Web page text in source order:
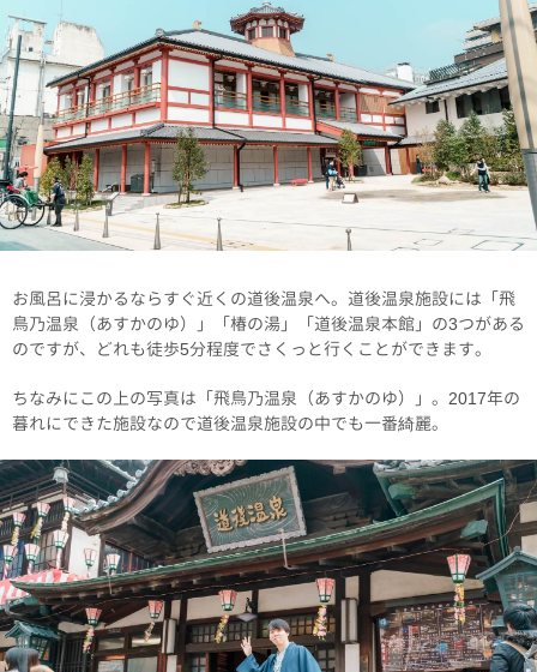
お風呂に浸かるならすぐ近くの道後温泉へ。道後温泉施設には「飛
鳥乃温泉（あすかのゆ）」「椿の湯」「道後温泉本館」の3つがある
のですが、どれも徒歩5分程度でさくっと行くことができます。
ちなみにこの上の写真は「飛鳥乃温泉（あすかのゆ）」。2017年の
暮れにできた施設なので道後温泉施設の中でも一番綺麗。